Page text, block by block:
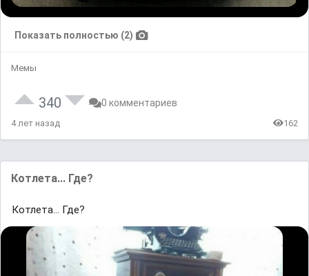
Показать полностью (2)
Мемы
340 0 комментариев
4 лет назад 162
Котлета... Где?
Котлета... Где?